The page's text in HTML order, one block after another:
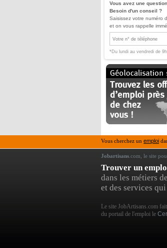
Vous avez une
Besoin d'un conseil ?
Saisissez votre numéro
et on vous rappelle
*Du lundi au vendredi de
Vous cherchez un emploi
Jobartisans .com, le site
Trouver un
dans les métiers
et des services
Le site JobArtisans.com
du portail de l'emploi le